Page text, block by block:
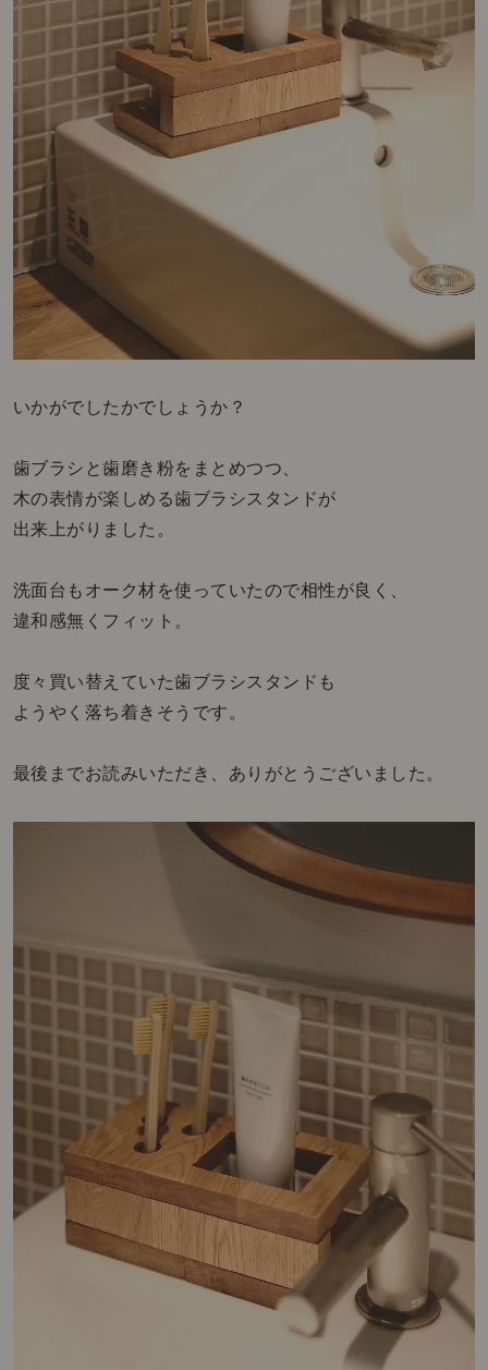
いかがでしたかでしょうか？
歯ブラシと歯磨き粉をまとめつつ、
木の表情が楽しめる歯ブラシスタンドが
出来上がりました。
洗面台もオーク材を使っていたので相性が良く、
違和感無くフィット。
度々買い替えていた歯ブラシスタンドも
ようやく落ち着きそうです。
最後までお読みいただき、ありがとうございました。